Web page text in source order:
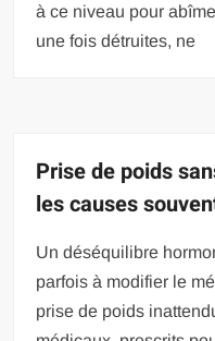
à ce niveau pour
une fois détruites, ne
Prise de poids
les causes
Un déséquilibre
parfois à modifier le
prise de poids